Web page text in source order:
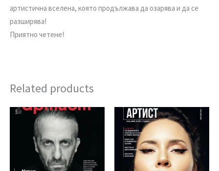
артистична вселена, която продължава да озарява и да се
разширява!
Приятно четене!
Related products